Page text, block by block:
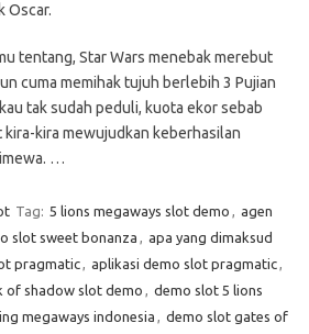
Oscar.
tentang, Star Wars menebak merebut
cuma memihak tujuh berlebih 3 Pujian
tak sudah peduli, kuota ekor sebab
kira mewujudkan keberhasilan
…
Tag: 5 lions megaways slot demo , agen
slot sweet bonanza , apa yang dimaksud
pragmatic, aplikasi demo slot pragmatic,
of shadow slot demo , demo slot 5 lions
megaways indonesia , demo slot gates of